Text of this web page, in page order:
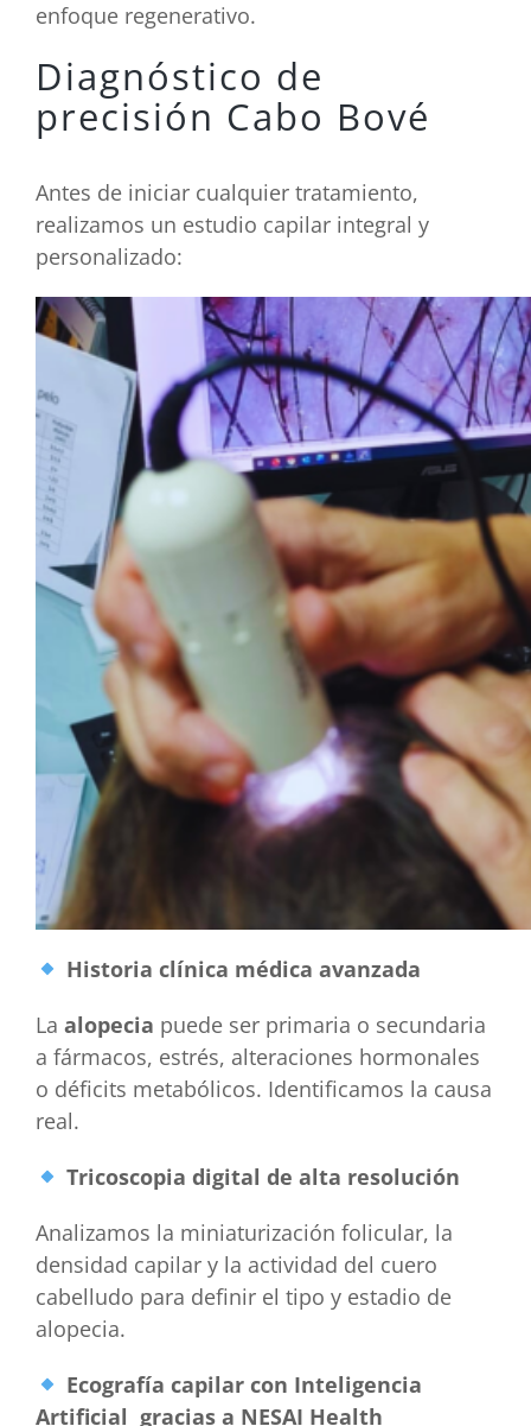
enfoque regenerativo.
Diagnóstico de
precisión Cabo Bové
Antes de iniciar cualquier tratamiento,
realizamos un estudio capilar integral y
personalizado:
Historia clínica médica avanzada
La alopecia puede ser primaria o secundaria
a fármacos, estrés, alteraciones hormonales
o déficits metabólicos. Identificamos la causa
real.
Tricoscopia digital de alta resolución
Analizamos la miniaturización folicular, la
densidad capilar y la actividad del cuero
cabelludo para definir el tipo y estadio de
alopecia.
Ecografía capilar con Inteligencia
Artificial gracias a NESAI Health